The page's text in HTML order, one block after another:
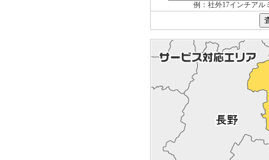
例：社外17インチア